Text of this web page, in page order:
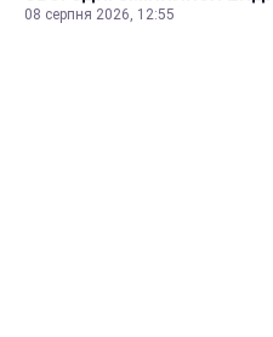
08 серпня 2026, 12:55